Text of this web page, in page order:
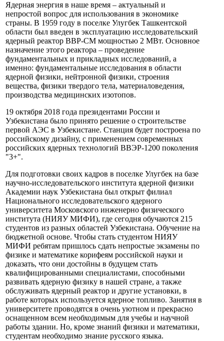
Ядерная энергия в наше время – актуальный и
непростой вопрос для использования в экономике
страны. В 1959 году в поселке Улугбек Ташкентской
области был введен в эксплуатацию исследовательский
ядерный реактор BBP-CM мощностью 2 МВт. Основное
назначение этого реактора – проведение
фундаментальных и прикладных исследований, а
именно: фундаментальные исследования в области
ядерной физики, нейтронной физики, строения
вещества, физики твердого тела, материаловедения,
производства медицинских изотопов.
19 октября 2018 года президентами России и
Узбекистана было принято решение о строительстве
первой АЭС в Узбекистане. Станция будет построена по
российскому дизайну, с применением современных
российских ядерных технологий ВВЭР-1200 поколения
"3+".
Для подготовки своих кадров в поселке Улугбек на базе
научно-исследовательского института ядерной физики
Академии наук Узбекистана был открыт филиал
Национального исследовательского ядерного
университета Московского инженерно физического
института (НИЯУ МИФИ), где сегодня обучаются 215
студентов из разных областей Узбекистана. Обучение на
бюджетной основе. Чтобы стать студентом НИЯУ
МИФИ ребятам пришлось сдать непростые экзамены по
физике и математике корифеям российской науки и
доказать, что они достойны в будущем стать
квалифицированными специалистами, способными
развивать ядерную физику в нашей стране, а также
обслуживать ядерный реактор и другие установки, в
работе которых используется ядерное топливо. Занятия в
университете проводятся в очень уютном и прекрасно
оснащенном всем необходимым для учебы и научной
работы здании. Но, кроме знаний физики и математики,
студентам необходимо знание русского языка.